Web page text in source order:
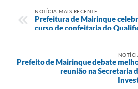
NOTÍCIA MAIS RECENTE
Prefeitura de Mairinque
curso de confeitaria do
Prefeito de Mairinque debate
reunião na Secretaria